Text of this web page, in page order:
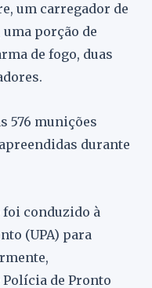
um carregador de
porção de
de fogo, duas
576 munições
durante
conduzido à
(UPA) para
Polícia de Pronto